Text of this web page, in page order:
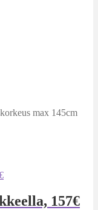
max 145cm
157€